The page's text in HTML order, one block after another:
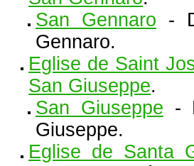
San Gennaro -
Gennaro.
Eglise de Saint
San Giuseppe.
San Giuseppe -
Giuseppe.
Eglise de Santa